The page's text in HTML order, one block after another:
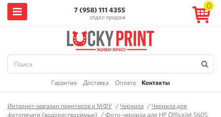
7 (958) 111 4355
отдел продаж
0
Гарантия Доставка Оплата Контакты
Интернет-магазин принтеров и МФУ /Чернила /Чернила для
фотопечати (водорастворимые) /Фото-чернила для HP OfficeJet 5605